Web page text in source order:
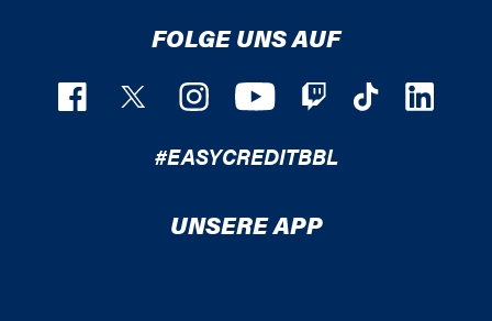
FOLGE UNS AUF
#EASYCREDITBBL
UNSERE APP